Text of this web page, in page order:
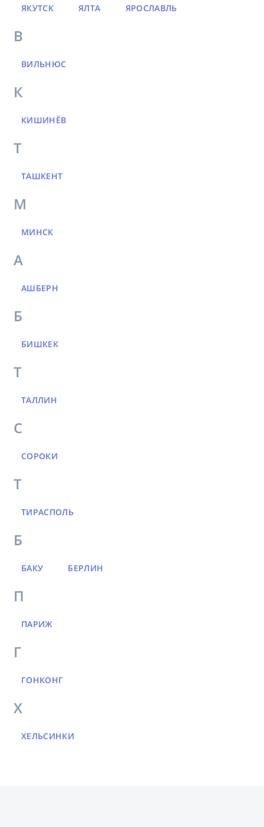
ЯКУТСК ЯЛТА ЯРОСЛАВЛЬ
В
ВИЛЬНЮС
К
КИШИНЁВ
Т
ТАШКЕНТ
М
МИНСК
А
АШБЕРН
Б
БИШКЕК
Т
ТАЛЛИН
С
СОРОКИ
Т
ТИРАСПОЛЬ
Б
БАКУ БЕРЛИН
П
ПАРИЖ
Г
ГОНКОНГ
Х
ХЕЛЬСИНКИ